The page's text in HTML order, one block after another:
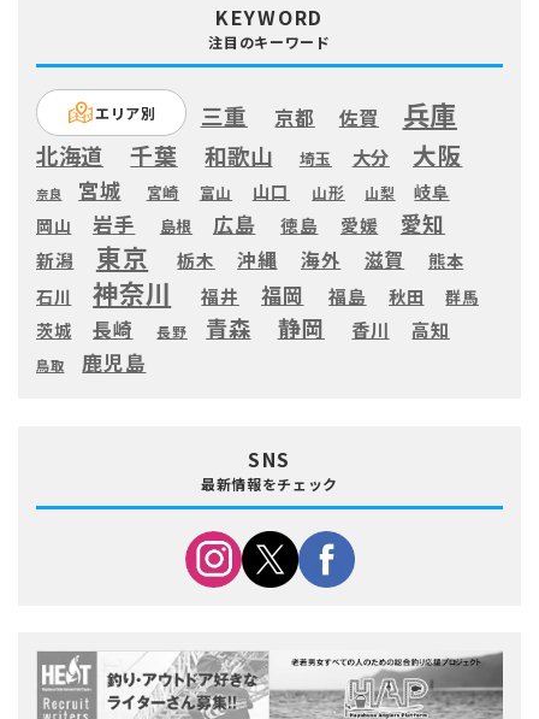
KEYWORD
注目のキーワード
エリア別 三重 京都 佐賀 兵庫
北海道 千葉 和歌山 埼玉 大分 大阪
奈良 宮城 宮崎 富山 山口 山形 山梨
岐阜
岡山
岩手 島根 広島 徳島 愛媛 愛知
新潟 東京 栃木 沖縄 海外 滋賀
熊本
石川
神奈川 福井 福岡 福島 秋田 群馬
茨城 長崎 長野 青森 静岡 香川 高知
鳥取 鹿児島
SNS
最新情報をチェック